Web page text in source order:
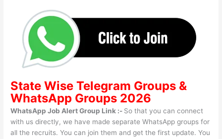
State WiseTelegram Groups &
WhatsApp Groups 2026
WhatsApp Job Alert Group Link :- So that you can connect
with us directly, we have made separate WhatsApp groups for
all the recruits. You can join them and get the first update. You